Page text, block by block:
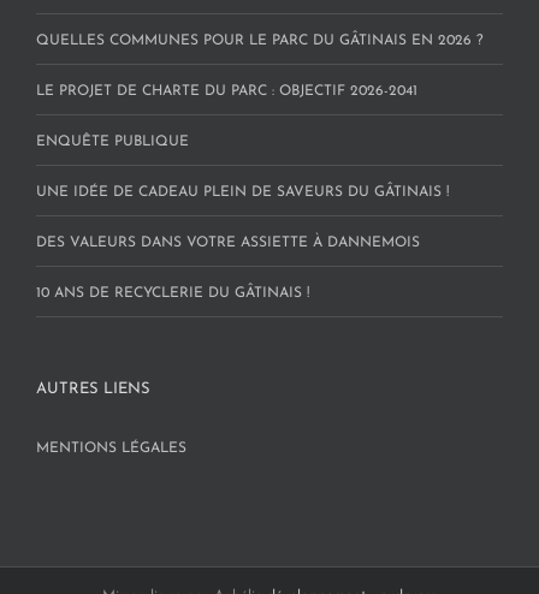
QUELLES COMMUNES POUR LE PARC DU GÂTINAIS EN 2026 ?
LE PROJET DE CHARTE DU PARC : OBJECTIF 2026-2041
ENQUÊTE PUBLIQUE
UNE IDÉE DE CADEAU PLEIN DE SAVEURS DU GÂTINAIS !
DES VALEURS DANS VOTRE ASSIETTE À DANNEMOIS
10 ANS DE RECYCLERIE DU GÂTINAIS !
AUTRES LIENS
MENTIONS LÉGALES